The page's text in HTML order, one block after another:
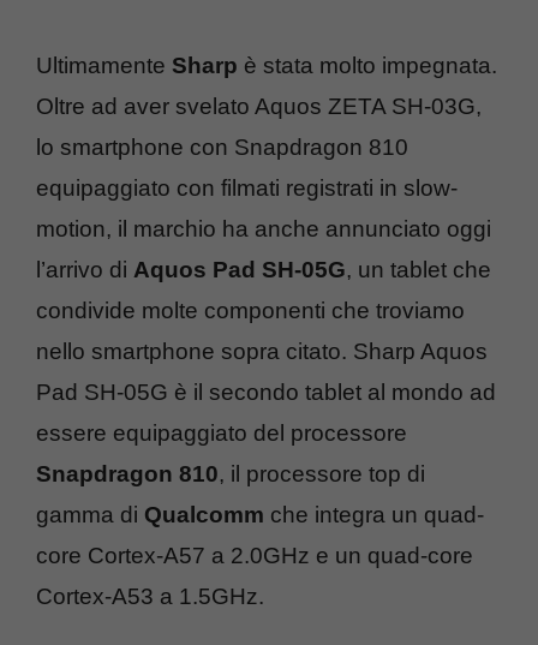
Ultimamente Sharp è stata molto impegnata.
Oltre ad aver svelato Aquos ZETA SH-03G,
lo smartphone con Snapdragon 810
equipaggiato con filmati registrati in slow-
motion, il marchio ha anche annunciato oggi
l’arrivo di Aquos Pad SH-05G, un tablet che
condivide molte componenti che troviamo
nello smartphone sopra citato. Sharp Aquos
Pad SH-05G è il secondo tablet al mondo ad
essere equipaggiato del processore
Snapdragon 810, il processore top di
gamma di Qualcomm che integra un quad-
core Cortex-A57 a 2.0GHz e un quad-core
Cortex-A53 a 1.5GHz.